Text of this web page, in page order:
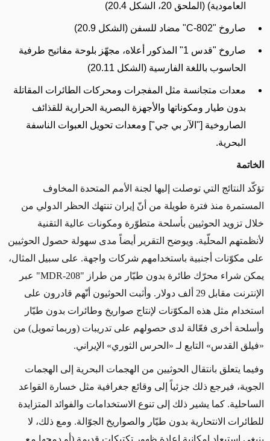
العامودية) (الملحق 20، الشكل 20.4)
صاروخ "C-802" مضاد للسفن (الشكل 20.9)
صاروخ "قدس 1" المذكور أعلاه، مجهّز بلوحة مفاتيح طرفية
الحاسوب باللغة الفارسية (الشكل 20.11)
معدات متجانسة مثل المفجرات ومحركات الطائرات المقاتلة
بدون طيار ومكوناتها والأجهزة البصرية الحرارية للقذائف
الصاروخية ["الآر بي جي"] ومعدات تحويل العبوات الناسفة
البحرية.
الخاتمة
تؤكّد النتائج التي توصلت إليها لجنة الأمم المتحدة المخاوف
المستمرة منذ فترة طويلة من أنّ إيران تنتهك الحظر الدولي من
خلال تزويد الحوثيين بأسلحة متطوّرة ومكونات عالية التقنية
لأنظمتهم المحلّية. ويوضح التقرير أيضاً مدى سهولة حصول الحوثيين
على مكوّنات أجنبية باستخدامهم شركات واجهة. على سبيل المثال،
يمكن شراء محرّك طائرة بدون طيّار من طراز "MDR-208" عبر
الإنترنت مقابل 29 ألف دولار. وأثبت الحوثيون أنّهم قادرون على
استخدام مثل هذه المكوّنات لإنتاج صواريخ وطائرات بدون طيّار
وأسلحة أخرى فعّالة لدى حصولهم على تدريبات (وربما تمويل) من
«فيلق القدس» التابع لـ «الحرس الثوري» الإيراني.
وفيما يتعلق بانتقال الحوثيين من الهجمات البحرية إلى الهجمات
الجوية، فيرجع ذلك جزئياً إلى وقائع جغرافية مثل خسارة القواعد
الساحلية. كما يشير ذلك إلى تنوع الاستخدامات والفوائد المتزايدة
للطائرات الانتحارية بدون طيّار والصواريخ الجوّالة. ومع ذلك، لا
ينبغي استبعاد إمكانية إعادة ظهور تكتيكات قديمة (أو دمجها مع